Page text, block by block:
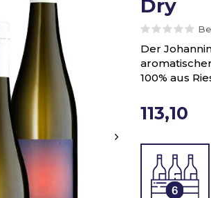
Dry
Der
100% aus
113,10